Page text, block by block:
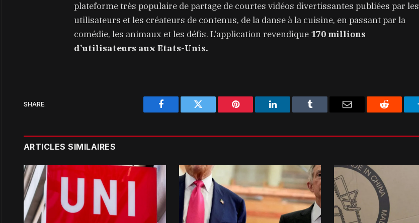
plateforme très populaire de partage de courtes vidéos divertissantes publiées par les
utilisateurs et les créateurs de contenus, de la danse à la cuisine, en passant par la
comédie, les animaux et les défis. L’application revendique 170 millions
d’utilisateurs aux Etats-Unis.
SHARE.
Facebook Twitter Pinterest LinkedIn Tumblr Email Reddit
ARTICLES SIMILAIRES